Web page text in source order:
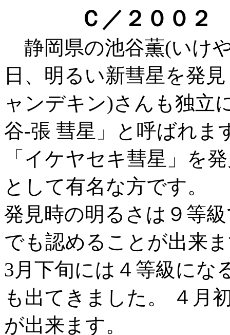
Ｃ／２００
静岡県の池谷薫(いけ
日、明るい新彗星を発
ャンデキン)さんも独立
谷-張 彗星」と呼ばれま
「イケヤセキ彗星」を
として有名な方です。
発見時の明るさは９等
でも認めることが出来
3月下旬には４等級にな
も出てきました。 ４月
が出来ます。